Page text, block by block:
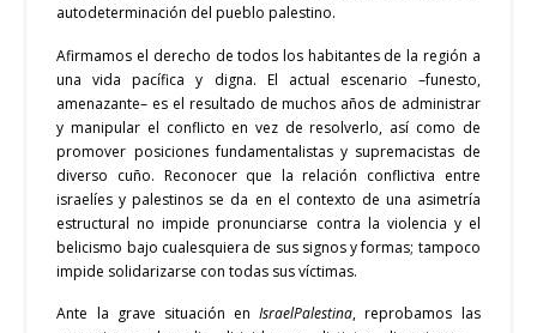
autodeterminación del pueblo palestino.
Afirmamos el derecho de todos los habitantes de la región a
una vida pacífica y digna. El actual escenario –funesto,
amenazante– es el resultado de muchos años de administrar
y manipular el conflicto en vez de resolverlo, así como de
promover posiciones fundamentalistas y supremacistas de
diverso cuño. Reconocer que la relación conflictiva entre
israelíes y palestinos se da en el contexto de una asimetría
estructural no impide pronunciarse contra la violencia y el
belicismo bajo cualesquiera de sus signos y formas; tampoco
impide solidarizarse con todas sus víctimas.
Ante la grave situación enIsraelPalestina, reprobamos las